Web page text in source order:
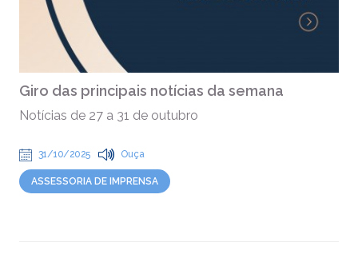
Giro das principais notícias da semana
Notícias de 27 a 31 de outubro
31/10/2025 Ouça
ASSESSORIA DE IMPRENSA